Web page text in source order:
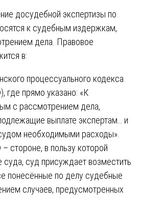
досудебной экспертизы по
к судебным издержкам,
дела. Правовое
в:
процессуального кодекса
прямо указано: «К
с рассмотрением дела,
выплате экспертам… и
необходимыми расходы».
стороне, в пользу которой
суда, суд присуждает возместить
понесённые по делу судебные
случаев, предусмотренных